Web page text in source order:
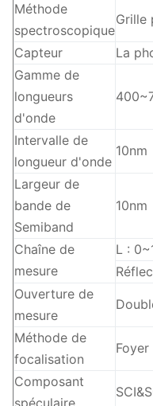
Méthode
spectroscopique
Grille
Capteur
La
Gamme de
longueurs
d'onde
Intervalle de
longueur d'onde
10nm
Largeur de
bande de
Semiband
10nm
Chaîne de
mesure
L :
Ouverture de
mesure
Méthode de
focalisation
Composant
spéculaire